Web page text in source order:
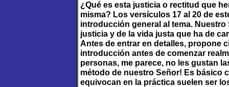
¿Qué es esta justicia o rectitud que
misma? Los versículos 17 al 20 de
introducción general al tema.
justicia y de la vida justa que ha de
Antes de entrar en detalles, propone
introducción antes de comenzar
personas, me parece, no les gustan
método de nuestro Señor! Es básico
equivocan en la práctica suelen ser